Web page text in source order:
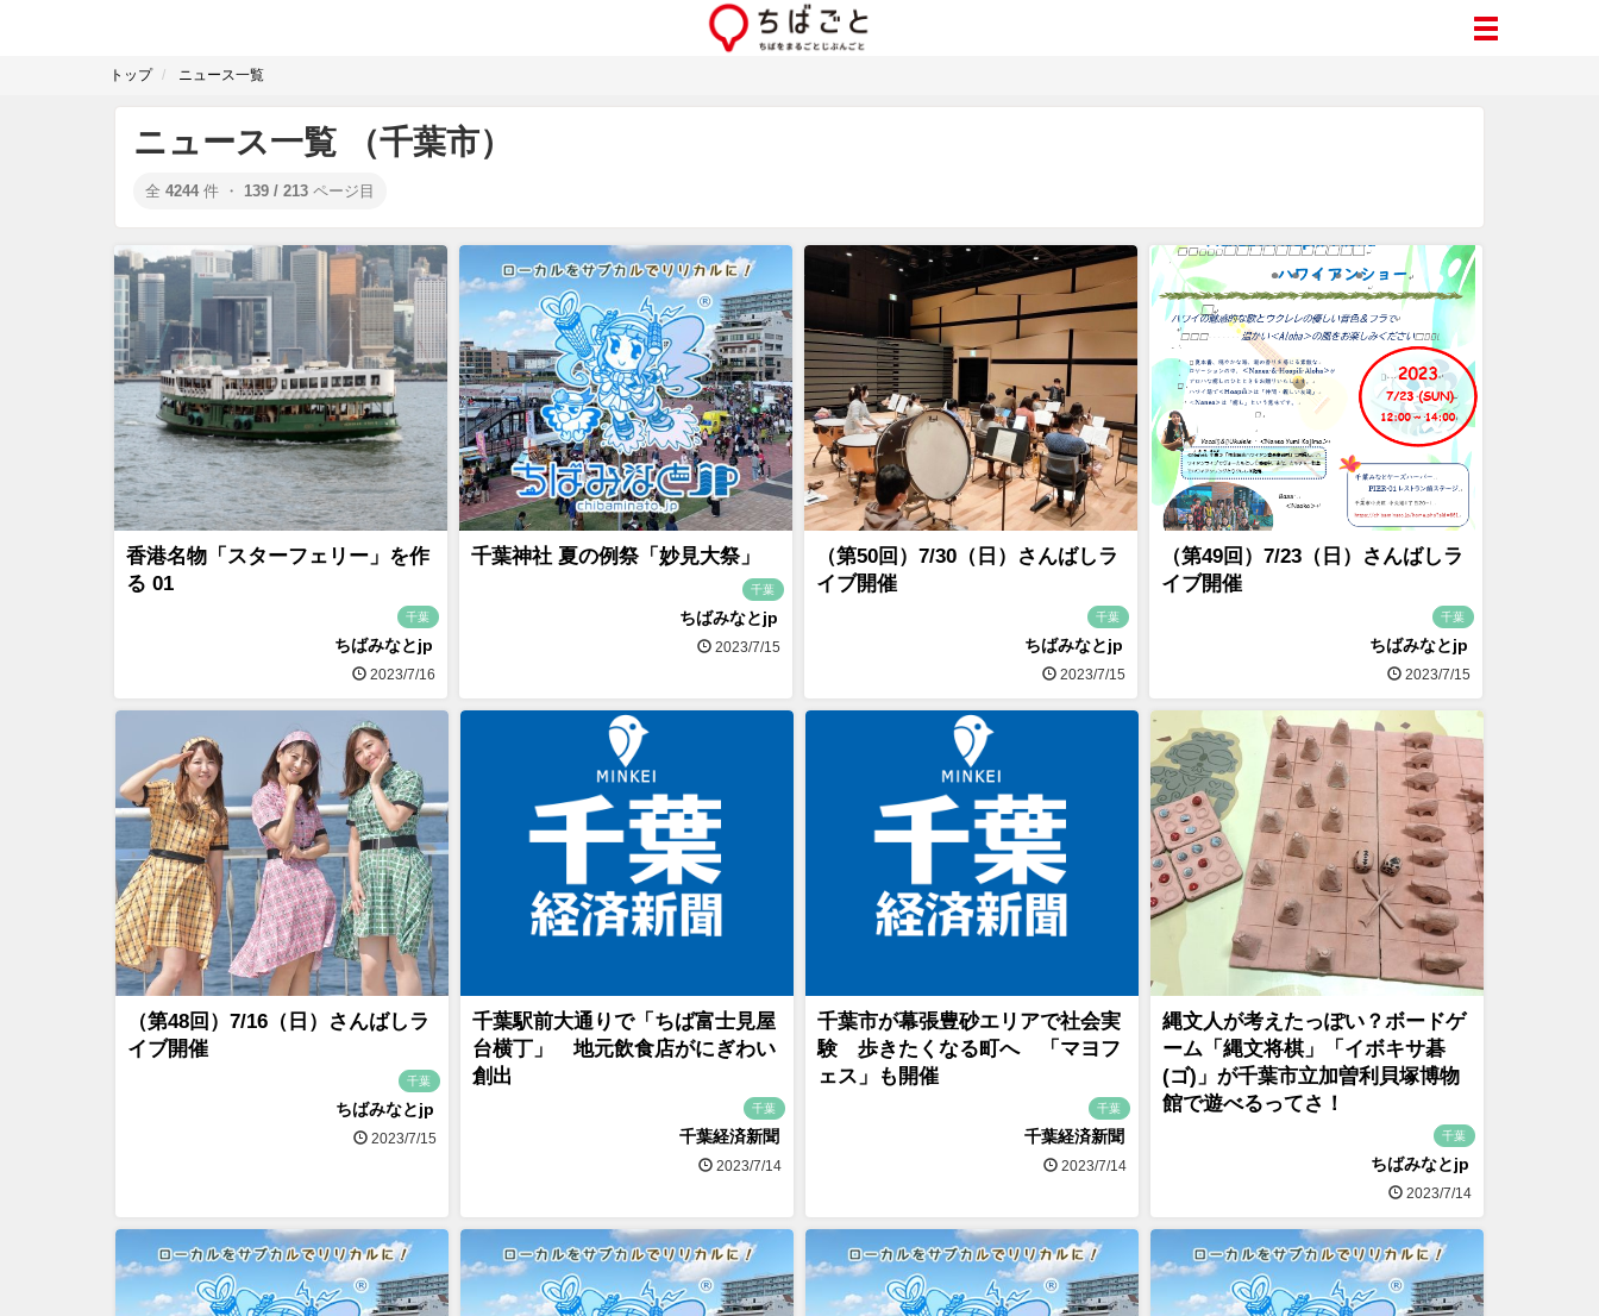
トップ ニュース一覧
ニュース一覧 （千葉市）
全 4244 件 ・ 139 / 213 ページ目
香港名物「スターフェリー」を作
る 01
千葉
ちばみなとjp
2023/7/16
千葉神社 夏の例祭「妙見大祭」
千葉
ちばみなとjp
2023/7/15
（第50回）7/30（日）さんばしラ
イブ開催
千葉
ちばみなとjp
2023/7/15
（第49回）7/23（日）さんばしラ
イブ開催
千葉
ちばみなとjp
2023/7/15
（第48回）7/16（日）さんばしラ
イブ開催
千葉
ちばみなとjp
2023/7/15
千葉駅前大通りで「ちば富士見屋
台横丁」 地元飲食店がにぎわい
創出
千葉
千葉経済新聞
2023/7/14
千葉市が幕張豊砂エリアで社会実
験 歩きたくなる町へ 「マヨフ
ェス」も開催
千葉
千葉経済新聞
2023/7/14
縄文人が考えたっぽい？ボードゲ
ーム「縄文将棋」「イボキサ碁
(ゴ)」が千葉市立加曽利貝塚博物
館で遊べるってさ！
千葉
ちばみなとjp
2023/7/14